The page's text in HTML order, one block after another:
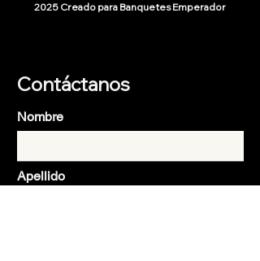
2025 Creado para Banquetes Emperador
Contáctanos
Nombre
Apellido